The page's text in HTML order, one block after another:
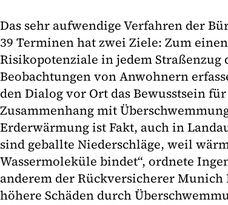
Das sehr aufwendige Verfahren der
39 Terminen hat zwei Ziele: Zum
Risikopotenziale in jedem
Beobachtungen von Anwohnern
den Dialog vor Ort das Bewusstsein
Zusammenhang mit
Erderwärmung ist Fakt, auch in
sind geballte Niederschläge, weil
Wassermoleküle bindet“, ordnete
anderem der Rückversicherer Munich
höhere Schäden durch